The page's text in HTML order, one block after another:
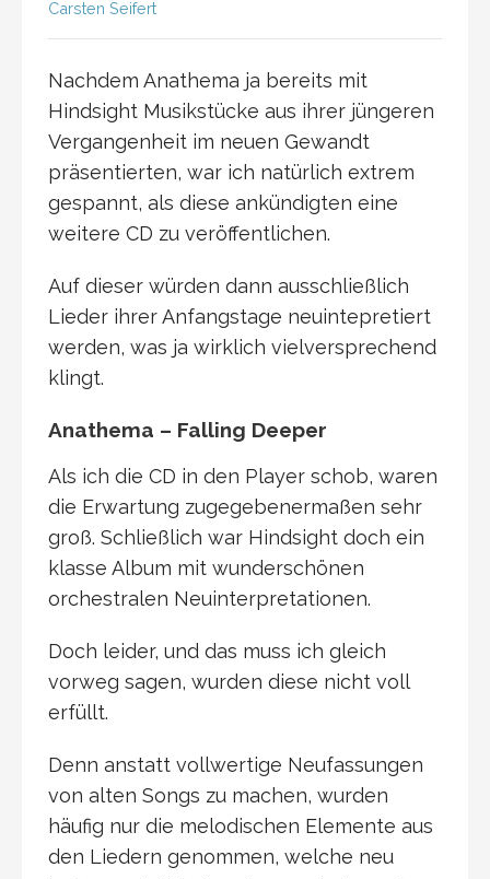
Carsten Seifert
Nachdem Anathema ja bereits mit
Hindsight Musikstücke aus ihrer jüngeren
Vergangenheit im neuen Gewandt
präsentierten, war ich natürlich extrem
gespannt, als diese ankündigten eine
weitere CD zu veröffentlichen.
Auf dieser würden dann ausschließlich
Lieder ihrer Anfangstage neuintepretiert
werden, was ja wirklich vielversprechend
klingt.
Anathema – Falling Deeper
Als ich die CD in den Player schob, waren
die Erwartung zugegebenermaßen sehr
groß. Schließlich war Hindsight doch ein
klasse Album mit wunderschönen
orchestralen Neuinterpretationen.
Doch leider, und das muss ich gleich
vorweg sagen, wurden diese nicht voll
erfüllt.
Denn anstatt vollwertige Neufassungen
von alten Songs zu machen, wurden
häufig nur die melodischen Elemente aus
den Liedern genommen, welche neu